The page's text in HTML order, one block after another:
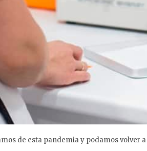
de esta pandemia y podamos volver